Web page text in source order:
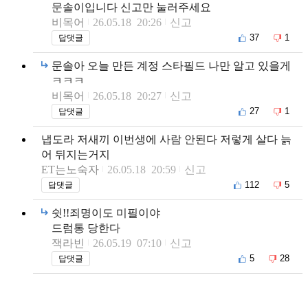
문솔이입니다 신고만 눌러주세요
비목어
26.05.18 20:26 신고
답댓글 37 1
문솔아 오늘 만든 계정 스타필드 나만 알고 있을게
ㅋㅋㅋ
비목어
26.05.18 20:27 신고
답댓글 27 1
냅도라 저새끼 이번생에 사람 안된다 저렇게 살다 늙
어 뒤지는거지
ET는노숙자
26.05.18 20:59 신고
답댓글 112 5
쉿!!죄명이도 미필이야
드럼통 당한다
잭라빈
26.05.19 07:10 신고
답댓글 5 28